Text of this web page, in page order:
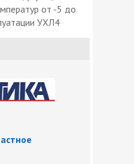
от -5 до
УХЛ4